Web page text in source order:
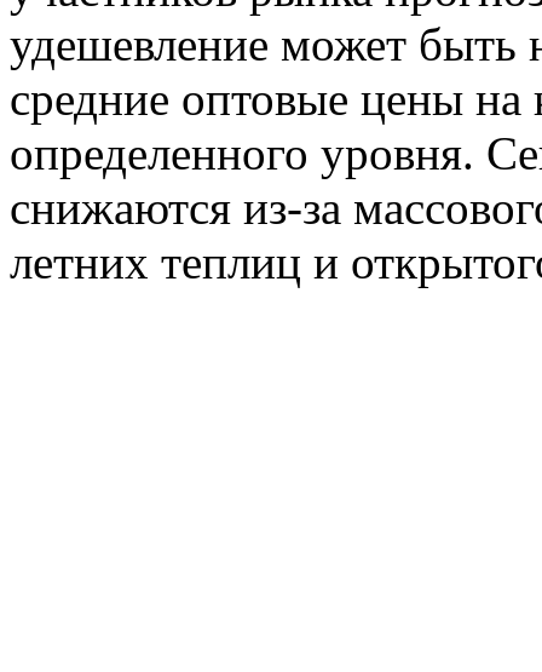
удешевление может быть
средние оптовые цены
определенного уровня.
снижаются из-за
летних теплиц и